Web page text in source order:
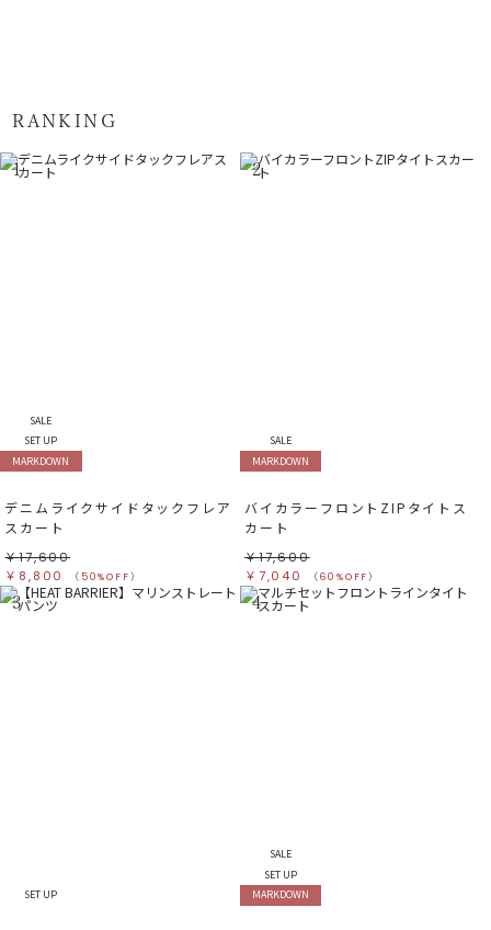
RANKING
1
SALE
SET UP
MARKDOWN
デニムライクサイドタックフレア
スカート
￥17,600
￥8,800
（50%OFF）
2
SALE
MARKDOWN
バイカラーフロントZIPタイトス
カート
￥17,600
￥7,040
（60%OFF）
3
SET UP
4
SALE
SET UP
MARKDOWN